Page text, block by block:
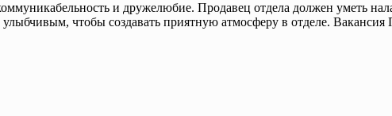
и дружелюбие. Продавец отдела должен уметь
чтобы создавать приятную атмосферу в отделе. Вакансия